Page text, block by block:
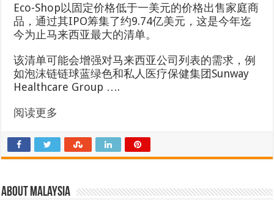
Eco-Shop以固定价格低于一美元的价格出售家庭商
品，通过其IPO筹集了约9.74亿美元，这是今年迄
今为止马来西亚最大的清单。
该清单可能会增强对马来西亚公司列表的需求，例
如泡沫链链球蓝绿色和私人医疗保健集团Sunway
Healthcare Group ….
阅读更多
About Malaysia